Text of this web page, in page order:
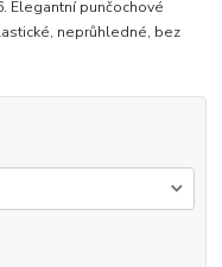
Elegantní punčochové
neprůhledné, bez